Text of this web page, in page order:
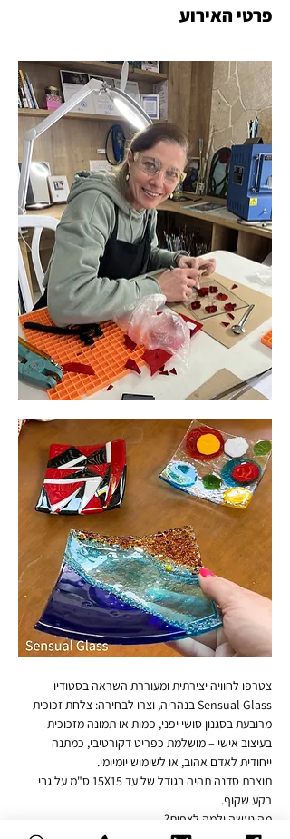
פרטי האירוע
צטרפו לחוויה יצירתית ומעוררת השראה בסטודיו
Sensual Glass בנהריה, וצרו לבחירה: צלחת זכוכית
מרובעת בסגנון סושי יפני, פמות או תמונה מזכוכית
בעיצוב אישי – מושלמת כפריט דקורטיבי, כמתנה
ייחודית לאדם אהוב, או לשימוש יומיומי.
תוצרת סדנה תהיה בגודל של עד 15X15 ס"מ על גבי
רקע שקוף.
מה נעשה ולמה לצפות?